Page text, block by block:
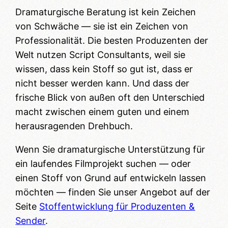
Dramaturgische Beratung ist kein Zeichen
von Schwäche — sie ist ein Zeichen von
Professionalität. Die besten Produzenten der
Welt nutzen Script Consultants, weil sie
wissen, dass kein Stoff so gut ist, dass er
nicht besser werden kann. Und dass der
frische Blick von außen oft den Unterschied
macht zwischen einem guten und einem
herausragenden Drehbuch.
Wenn Sie dramaturgische Unterstützung für
ein laufendes Filmprojekt suchen — oder
einen Stoff von Grund auf entwickeln lassen
möchten — finden Sie unser Angebot auf der
Seite Stoffentwicklung für Produzenten &
Sender.